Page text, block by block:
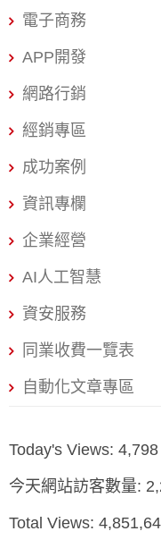
名、獲取免費流量的
轉換率就會下降約7%
係到您的營收。一個穩
機的安全防護、備份機
到攻擊或故障時，能否
言和時差造成的巨大損
「最便宜的價格」，而
貌。 戰國策
地生態系 戰國策集團
萬家企業客戶，其品
商，而是一個提供網
灣的企業主和行銷人來
電子商務
APP開發
網路行銷
經銷專區
成功案例
資訊專欄
企業經營
AI人工智慧
資安服務
同業收費一覽表
自動化文章專區
Today's Views: 4,798
今天網站訪客數量:
Total Views: